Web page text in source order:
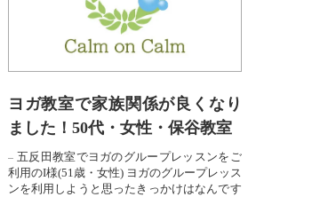
ヨガ教室で家族関係が良くなり
ました！50代・女性・保谷教室
五反田教室でヨガのグループレッスンをご
利用のI様(51歳・女性) ヨガのグループレッス
ンを利用しようと思ったきっかけはなんです